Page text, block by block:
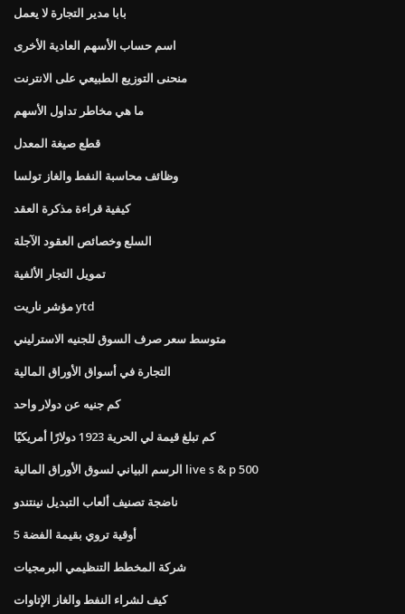
بابا مدير التجارة لا يعمل
اسم حساب الأسهم العادية الأخرى
منحنى التوزيع الطبيعي على الانترنت
ما هي مخاطر تداول الأسهم
قطع صيغة المعدل
وظائف محاسبة النفط والغاز تولسا
كيفية قراءة مذكرة العقد
السلع وخصائص العقود الآجلة
تمويل التجار الألفية
مؤشر ناريت ytd
متوسط ​​سعر صرف السوق للجنيه الاسترليني
التجارة في أسواق الأوراق المالية
كم جنيه عن دولار واحد
كم تبلغ قيمة لي الحرية 1923 دولارًا أمريكيًا
الرسم البياني لسوق الأوراق المالية live s & p 500
ناضجة تصنيف ألعاب التبديل نينتندو
5 أوقية تروي بقيمة الفضة
شركة المخطط التنظيمي البرمجيات
كيف لشراء النفط والغاز الإتاوات